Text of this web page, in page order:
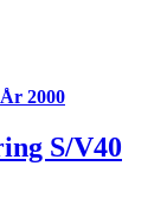
S/V40